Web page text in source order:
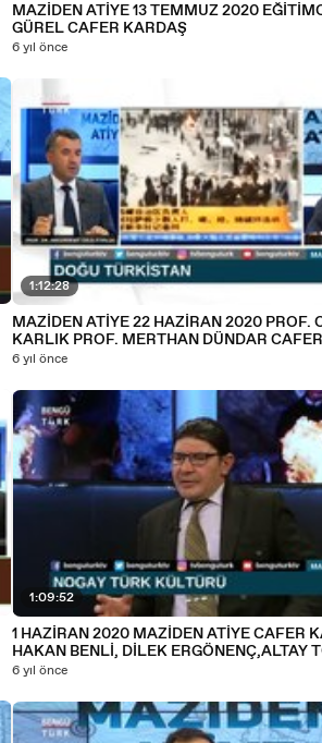
MAZİDEN ATİYE 13 TEMMUZ 2020
GÜREL CAFER KARDAŞ
6 yıl önce
1:12:28
MAZİDEN ATİYE 22 HAZİRAN 2020 PROF.
KARLIK PROF. MERTHAN DÜNDAR
6 yıl önce
1:09:52
1 HAZİRAN 2020 MAZİDEN ATİYE CAFER
HAKAN BENLİ, DİLEK ERGÖNENÇ,ALTAY
6 yıl önce